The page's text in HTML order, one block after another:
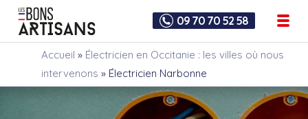
09 70 70 52 58
Accueil » Électricien en Occitanie : les villes où nous
intervenons » Électricien Narbonne